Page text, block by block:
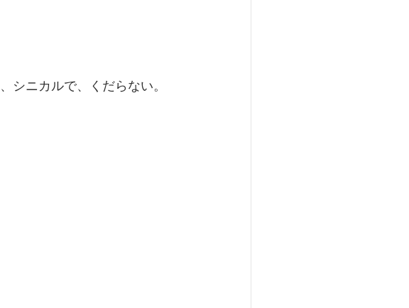
シニカルで、くだらない。